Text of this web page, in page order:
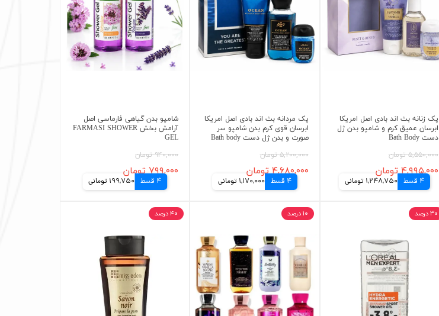
پک زنانه بث اند بادی اصل امریکا
ابرسان عمیق کرم و شامپو بدن ژل
دست Bath Body
۵,۵۵۰,۰۰۰ تومان
۴,۹۹۵,۰۰۰ تومان
4 قسط 1,248,750 تومانی
پک مردانه بث اند بادی اصل امریکا
ابرسان قوی کرم بدن شامپو سر
صورت و بدن ژل دست Bath body
۵,۲۰۰,۰۰۰ تومان
۴,۶۸۰,۰۰۰ تومان
4 قسط 1,170,000 تومانی
شامپو بدن گیاهی فارماسی اصل
آرامش بخش FARMASI SHOWER
GEL
۹۴۰,۰۰۰ تومان
۷۹۹,۰۰۰ تومان
4 قسط 199,750 تومانی
۳۰ درصد ۱۰ درصد ۴۰ درصد